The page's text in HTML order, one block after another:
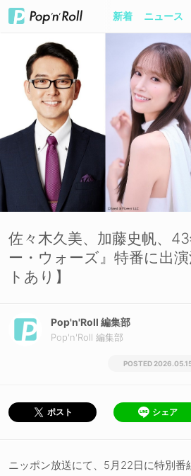
新着 ニュース
佐々木久美、加藤史帆、
ー・ウォーズ』特番に出
トあり】
Pop'n'Roll 編集部
Pop'n'Roll 編集部
ポスト シェア
ニッポン放送にて、5月22日に特別番